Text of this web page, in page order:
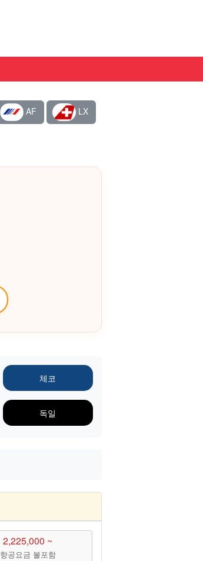
AF LX
체코
독일
2,225,000 ~
항공요금 불포함